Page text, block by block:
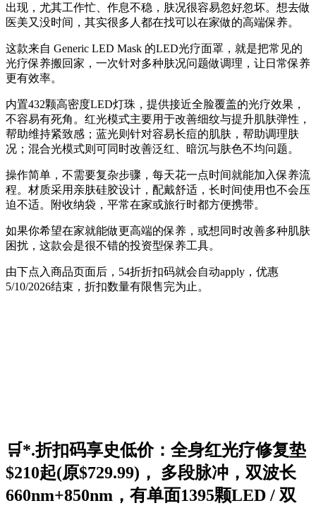
出现，尤其工作忙、作息不稳，肤况很容易忽好忽坏。想去做
医美又没时间，其实很多人都在找可以在家做的高端保养。
这款来自 Generic LED Mask 的LED光疗面罩，就是把常见的
光疗保养搬回家，一次针对多种肤况问题做调理，让日常保养
更有效率。
内置432颗高密度LED灯珠，提供接近全脸覆盖的光疗效果，
不容易有死角。红光模式主要用于改善细纹与提升肌肤弹性，
帮助维持紧致感；蓝光则针对容易长痘的肌肤，帮助调理肤
况；混合光模式则可同时改善泛红、暗沉与肤色不均问题。
操作简单，不需要复杂步骤，每天花一点时间就能加入保养流
程。材质采用亲肤硅胶设计，配戴舒适，长时间使用也不会压
迫不适。附收纳袋，平常在家或旅行时都方便携带。
如果你希望在家就能做更高端的保养，或想同时改善多种肌肤
困扰，这款会是很不错的投资型保养工具。
由下点入商品页面后，54折折扣码就会自动apply，优惠
5/10/2026结束，折扣数量有限售完为止。
🛒*.折扣码享史低价：全身红光疗修复垫
$210起(原$729.99)， 多段脉冲，双波长
660nm+850nm，有单面1395颗LED / 双